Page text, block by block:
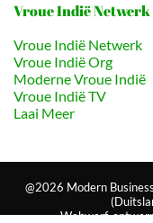
Vroue Indië Netwerk
Vroue Indië Netwerk
Vroue Indië Org
Moderne Vroue Indië
Vroue Indië TV
Laai Meer
@2026 Modern
Webwerf-